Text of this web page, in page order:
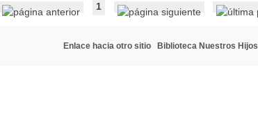
1
Enlace hacia otro sitio Biblioteca Nuestros Hijos